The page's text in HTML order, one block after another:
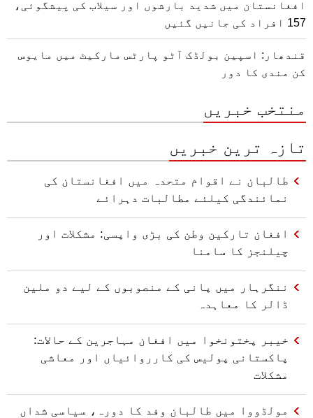
افغانستان میں شدید بارشوں اور سیلاب کی پیشگوئی،
157 افراد کی جانیں گئیں
قندھار: اسپین بولڈک آٹو پارٹس مارکیٹ میں مایوس
کن مندی کا دور
منتخب خبریں
تازہ ترین خبریں
طالبان نے اقوام متحدہ میں افغانستان کی
نمائندگی کیلئے مطالبات دہرائے
افغان تارکین وطن کی بڑی واپسی: مشکلات اور
چیلنجز کا سامنا
ننگرہار میں پانی کے منصوبوں کے لیے دو ملین
ڈالر کا معاہدہ
خیبر پختونخوا میں افغان مہاجرین کے حالات:
پاکستانی پولیس کی کارروائیاں اور معاشی
مشکلات
مولڈووا میں طالبان وفد کا دورہ، سیاسی شداں